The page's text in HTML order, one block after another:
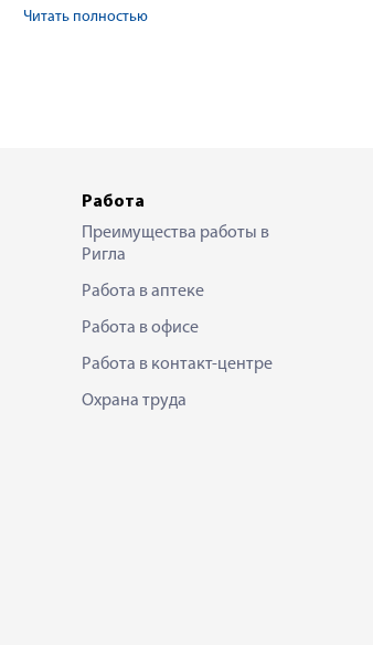
Читать полностью
Работа
Преимущества работы в
Ригла
Работа в аптеке
Работа в офисе
Работа в контакт-центре
Охрана труда